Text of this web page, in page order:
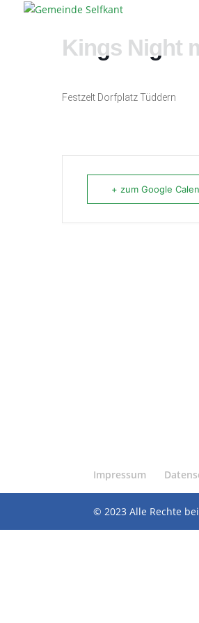
Kings Night
Festzelt Dorfplatz Tüddern
+ zum Google
Impressum
© 2023 Alle Rechte